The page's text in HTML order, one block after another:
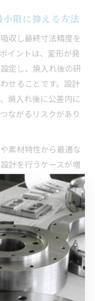
限に抑える方法
収し最終寸法精度を
イントは、変形が発
定し、焼入れ後の研
せることです。設計
焼入れ後に公差内に
ながるリスクがあり
素材特性から最適な
計を行うケースが増
加工現場では、取り
上し、納期短縮やコ
ます。
寸対策の知恵
後の変寸対策が現場
たとえば、加工前後
場合には即座に工程